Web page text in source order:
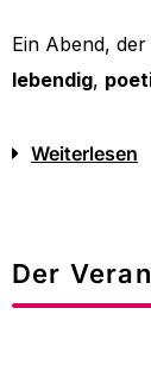
Ein Abend,
lebendig,
Weiterlesen
Der